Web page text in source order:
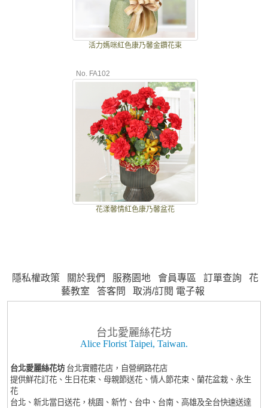
活力媽咪紅色康乃馨金鑽花束
No. FA102
花漾馨情紅色康乃馨盆花
隱私權政策 關於我們 服務園地 會員專區 訂單查詢
花
藝教室
答客問 取消/訂閱 電子報
台北愛麗絲花坊
Alice Florist Taipei, Taiwan.
台北愛麗絲花坊 台北實體花店，自營網路花店
提供鮮花訂花、生日花束、母親節送花、情人節花束、蘭花盆栽、永生
花
台北、新北當日送花，桃園、新竹、台中、台南、高雄及全台快速送達